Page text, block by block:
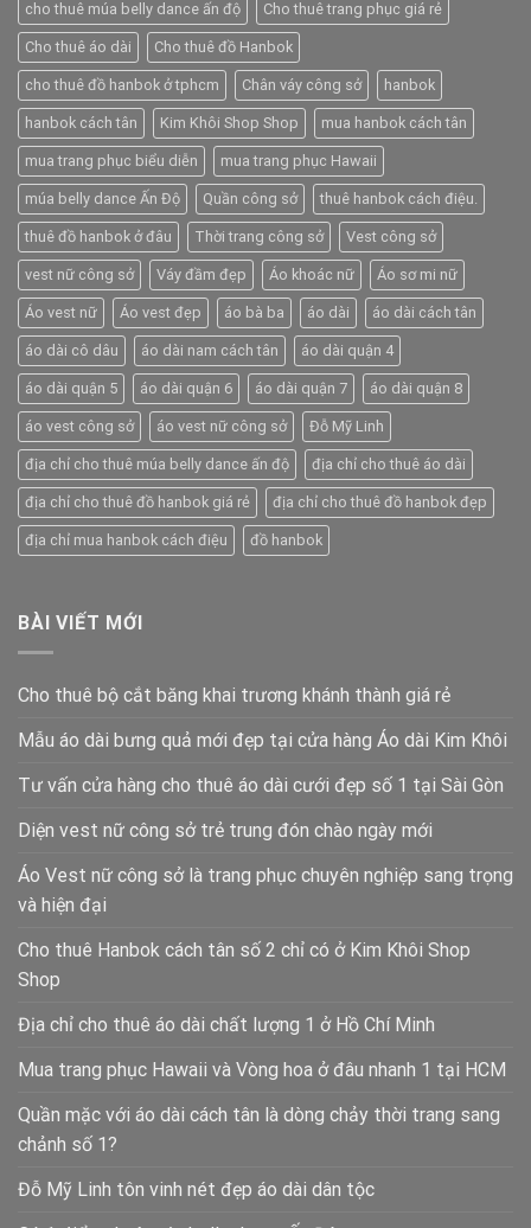
cho thuê múa belly dance ấn độ Cho thuê trang phục giá rẻ
Cho thuê áo dài Cho thuê đồ Hanbok
cho thuê đồ hanbok ở tphcm Chân váy công sở hanbok
hanbok cách tân Kim Khôi Shop Shop mua hanbok cách tân
mua trang phục biểu diễn mua trang phục Hawaii
múa belly dance Ấn Độ Quần công sở thuê hanbok cách điệu.
thuê đồ hanbok ở đâu Thời trang công sở Vest công sở
vest nữ công sở Váy đầm đẹp Áo khoác nữ Áo sơ mi nữ
Áo vest nữ Áo vest đẹp áo bà ba áo dài áo dài cách tân
áo dài cô dâu áo dài nam cách tân áo dài quận 4
áo dài quận 5 áo dài quận 6 áo dài quận 7 áo dài quận 8
áo vest công sở áo vest nữ công sở Đỗ Mỹ Linh
địa chỉ cho thuê múa belly dance ấn độ địa chỉ cho thuê áo dài
địa chỉ cho thuê đồ hanbok giá rẻ địa chỉ cho thuê đồ hanbok đẹp
địa chỉ mua hanbok cách điệu đồ hanbok
BÀI VIẾT MỚI
Cho thuê bộ cắt băng khai trương khánh thành giá rẻ
Mẫu áo dài bưng quả mới đẹp tại cửa hàng Áo dài Kim Khôi
Tư vấn cửa hàng cho thuê áo dài cưới đẹp số 1 tại Sài Gòn
Diện vest nữ công sở trẻ trung đón chào ngày mới
Áo Vest nữ công sở là trang phục chuyên nghiệp sang trọng
và hiện đại
Cho thuê Hanbok cách tân số 2 chỉ có ở Kim Khôi Shop
Shop
Địa chỉ cho thuê áo dài chất lượng 1 ở Hồ Chí Minh
Mua trang phục Hawaii và Vòng hoa ở đâu nhanh 1 tại HCM
Quần mặc với áo dài cách tân là dòng chảy thời trang sang
chảnh số 1?
Đỗ Mỹ Linh tôn vinh nét đẹp áo dài dân tộc